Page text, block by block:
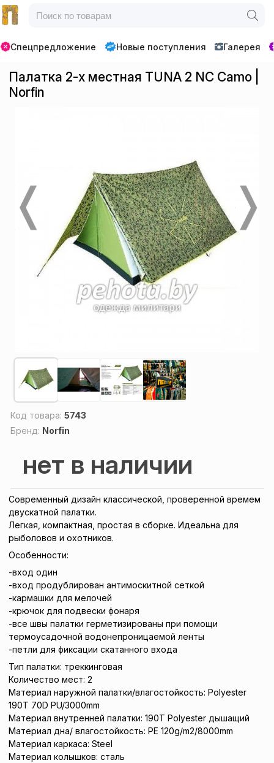
Спецпредложение Новые поступления Галерея
Палатка 2-х местная TUNA 2 NC Camo |
Norfin
Код товара: 5743
Бренд: Norfin
нет в наличии
Современный дизайн классической, проверенной времем
двускатной палатки.
Легкая, компактная, простая в сборке. Идеальна для
рыболовов и охотников.
Особенности:
-вход один
-вход продублирован антимоскитной сеткой
-кармашки для мелочей
-крючок для подвески фонаря
-все швы палатки герметизированы при помощи
термоусадочной водонепроницаемой ленты
-петли для фиксации скатанного входа
Тип палатки: треккинговая
Количество мест: 2
Материал наружной палатки/влагостойкость: Polyester
190T 70D PU/3000mm
Материал внутренней палатки: 190T Polyester дышащий
Материал дна/ влагостойкость: PE 120g/m2/8000mm
Материал каркаса: Steel
Материал колышков: сталь